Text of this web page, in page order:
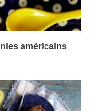
américains